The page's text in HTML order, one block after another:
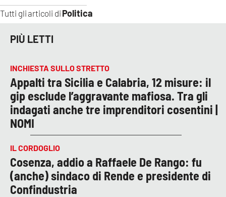
Tutti gli articoli di Politica
PIÙ LETTI
INCHIESTA SULLO STRETTO
Appalti tra Sicilia e Calabria, 12 misure: il
gip esclude l’aggravante mafiosa. Tra gli
indagati anche tre imprenditori cosentini |
NOMI
IL CORDOGLIO
Cosenza, addio a Raffaele De Rango: fu
(anche) sindaco di Rende e presidente di
Confindustria